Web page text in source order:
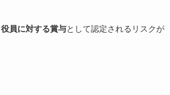
役員に対する賞与として認定されるリスクが